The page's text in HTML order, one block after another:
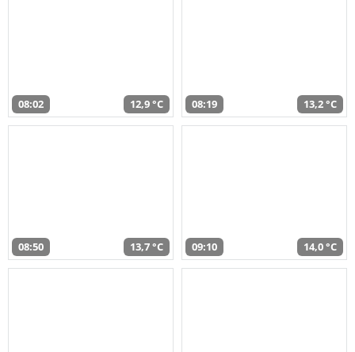
08:02 12,9 °C 08:19 13,2 °C
08:50 13,7 °C 09:10 14,0 °C